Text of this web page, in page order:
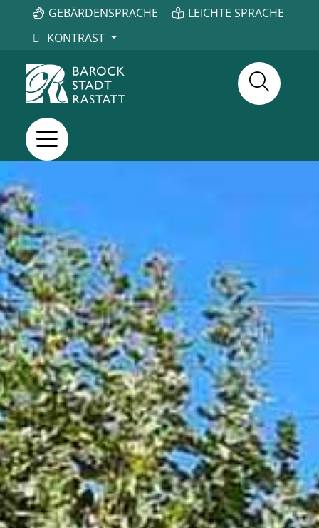
GEBÄRDENSPRACHE
LEICHTE SPRACHE
KONTRAST